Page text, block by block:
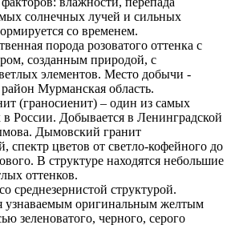
солнечных лучей и сильных
со временем.
порода розоватого оттенка с
созданным природой, с
элементов. Место добычи -
Мурманская область.
(граносиенит) – один из самых
России. Добывается в Ленинградской
Дымовский гранит
спектр цветов от светло-кофейного до
В структуре находятся небольшие
оттенков.
среднезернистой структурой.
узнаваемым оригинальным желтым
зеленоватого, черного, серого